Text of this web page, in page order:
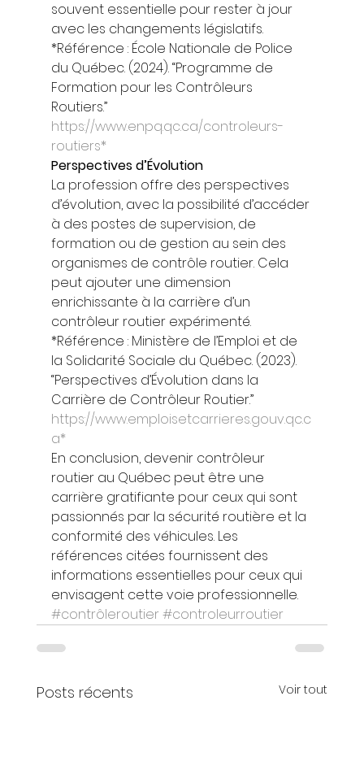
souvent essentielle pour rester à jour
avec les changements législatifs.
*Référence : École Nationale de Police
du Québec. (2024). “Programme de
Formation pour les Contrôleurs
Routiers.”
https://www.enpq.qc.ca/controleurs-
routiers*
Perspectives d’Évolution
La profession offre des perspectives
d’évolution, avec la possibilité d’accéder
à des postes de supervision, de
formation ou de gestion au sein des
organismes de contrôle routier. Cela
peut ajouter une dimension
enrichissante à la carrière d’un
contrôleur routier expérimenté.
*Référence : Ministère de l’Emploi et de
la Solidarité Sociale du Québec. (2023).
“Perspectives d’Évolution dans la
Carrière de Contrôleur Routier.”
https://www.emploisetcarrieres.gouv.qc.c
a*
En conclusion, devenir contrôleur
routier au Québec peut être une
carrière gratifiante pour ceux qui sont
passionnés par la sécurité routière et la
conformité des véhicules. Les
références citées fournissent des
informations essentielles pour ceux qui
envisagent cette voie professionnelle.
#contrôleroutier #controleurroutier
Posts récents Voir tout